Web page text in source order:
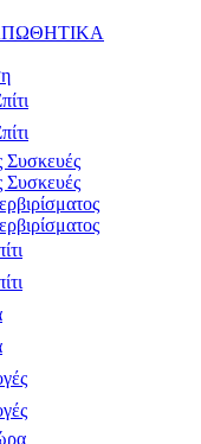
Συσκευές
Συσκευές